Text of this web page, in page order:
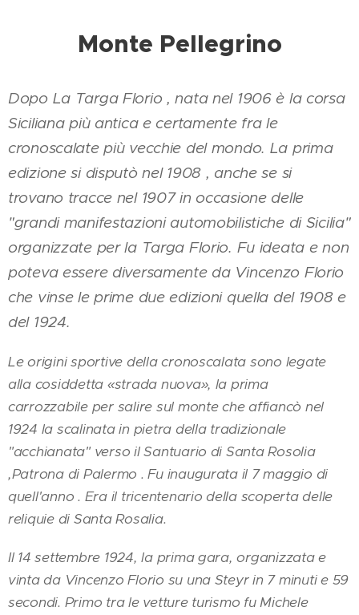
Monte Pellegrino
Dopo La Targa Florio , nata nel 1906 è la corsa
Siciliana più antica e certamente fra le
cronoscalate più vecchie del mondo. La prima
edizione si disputò nel 1908 , anche se si
trovano tracce nel 1907 in occasione delle
"grandi manifestazioni automobilistiche di Sicilia"
organizzate per la Targa Florio. Fu ideata e non
poteva essere diversamente da Vincenzo Florio
che vinse le prime due edizioni quella del 1908 e
del 1924.
Le origini sportive della cronoscalata sono legate
alla cosiddetta «strada nuova», la prima
carrozzabile per salire sul monte che affiancò nel
1924 la scalinata in pietra della tradizionale
"acchianata" verso il Santuario di Santa Rosolia
,Patrona di Palermo . Fu inaugurata il 7 maggio di
quell'anno . Era il tricentenario della scoperta delle
reliquie di Santa Rosalia.
Il 14 settembre 1924, la prima gara, organizzata e
vinta da Vincenzo Florio su una Steyr in 7 minuti e 59
secondi. Primo tra le vetture turismo fu Michele